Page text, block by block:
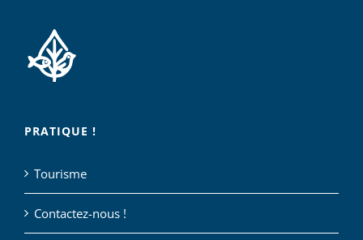
PRATIQUE !
Tourisme
Contactez-nous !